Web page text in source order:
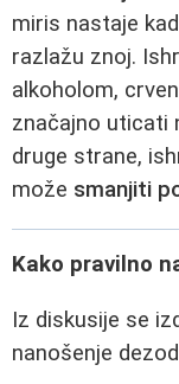
miris nastaje
razlažu znoj.
alkoholom,
značajno uticati
druge strane,
može smanjiti
Kako pravilno
Iz diskusije se
nanošenje